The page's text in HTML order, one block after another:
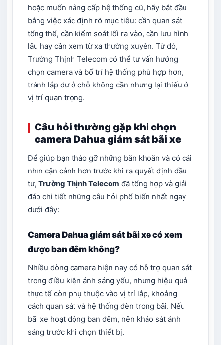
hoặc muốn nâng cấp hệ thống cũ, hãy bắt đầu
bằng việc xác định rõ mục tiêu: cần quan sát
tổng thể, cần kiểm soát lối ra vào, cần lưu hình
lâu hay cần xem từ xa thường xuyên. Từ đó,
Trường Thịnh Telecom có thể tư vấn hướng
chọn camera và bố trí hệ thống phù hợp hơn,
tránh lắp dư ở chỗ không cần nhưng lại thiếu ở
vị trí quan trọng.
Câu hỏi thường gặp khi chọn
camera Dahua giám sát bãi xe
Để giúp bạn tháo gỡ những băn khoăn và có cái
nhìn cận cảnh hơn trước khi ra quyết định đầu
tư, Trường Thịnh Telecom đã tổng hợp và giải
đáp chi tiết những câu hỏi phổ biến nhất ngay
dưới đây:
Camera Dahua giám sát bãi xe có xem
được ban đêm không?
Nhiều dòng camera hiện nay có hỗ trợ quan sát
trong điều kiện ánh sáng yếu, nhưng hiệu quả
thực tế còn phụ thuộc vào vị trí lắp, khoảng
cách quan sát và hệ thống đèn trong bãi. Nếu
bãi xe hoạt động ban đêm, nên khảo sát ánh
sáng trước khi chọn thiết bị.